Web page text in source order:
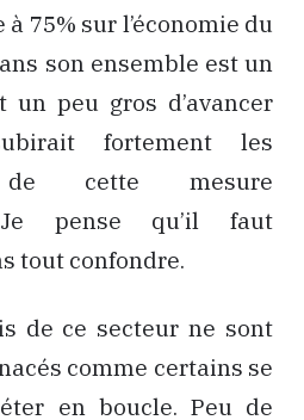
75% sur l’économie du
son ensemble est un
un peu gros d’avancer
fortement les
de cette mesure
Je pense qu’il faut
tout confondre.
de ce secteur ne sont
comme certains se
en boucle. Peu de